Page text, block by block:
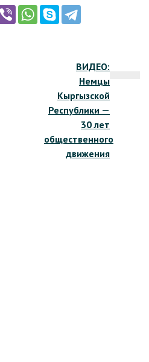
ВИДЕО:
Немцы
Кыргызской
Республики —
30 лет
общественного
движения